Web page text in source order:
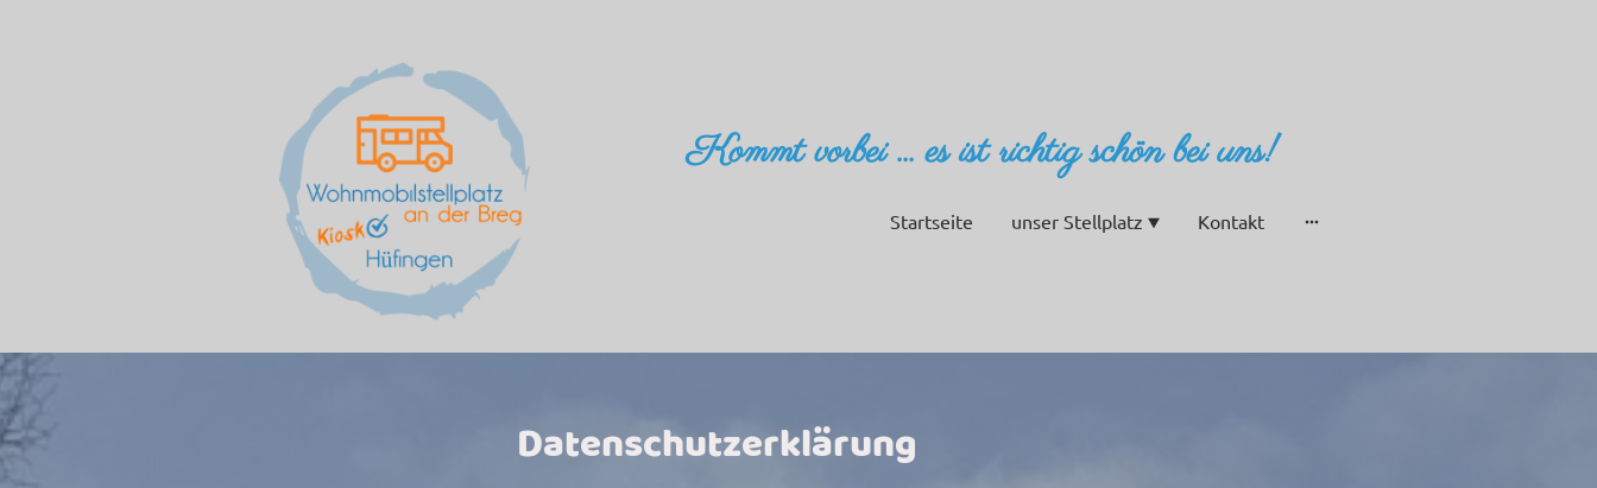
Kommt vorbei ... es ist richtig schön bei uns!
Startseite unser Stellplatz Kontakt
Datenschutzerklärung